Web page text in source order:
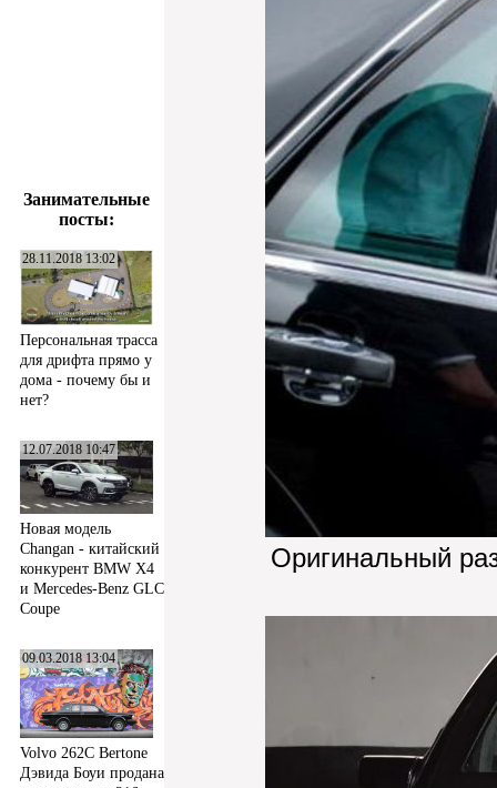
Занимательные
посты:
28.11.2018 13:02
Персональная трасса
для дрифта прямо у
дома - почему бы и
нет?
12.07.2018 10:47
Новая модель
Changan - китайский
конкурент BMW X4
и Mercedes-Benz GLC
Coupe
09.03.2018 13:04
Volvo 262C Bertone
Дэвида Боуи продана
Оригинальный